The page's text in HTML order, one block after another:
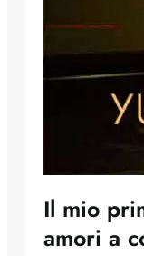
Il mio
amori a